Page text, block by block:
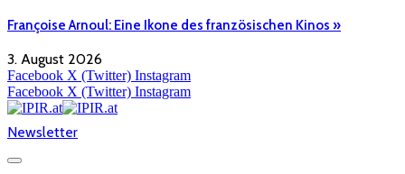
Françoise Arnoul: Eine Ikone des französischen Kinos »
3. August 2026
Facebook X (Twitter) Instagram
Facebook X (Twitter) Instagram
Newsletter